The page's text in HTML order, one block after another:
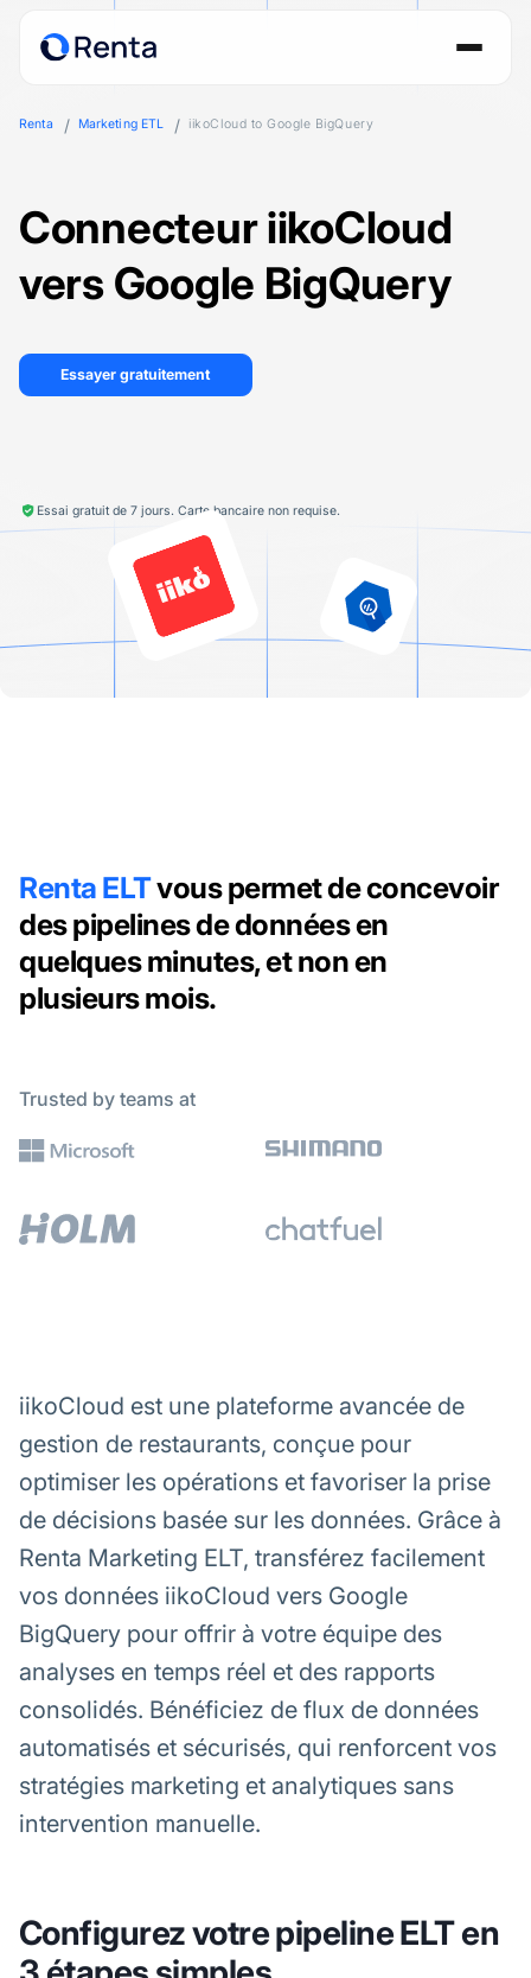
Renta Marketing ETL iikoCloud to Google BigQuery
Connecteur iikoCloud
vers Google BigQuery
Essayer gratuitement
Essai gratuit de 7 jours. Carte bancaire non requise.
Renta ELTvous permet de concevoir
des pipelines de données en
quelques minutes, et non en
plusieurs mois.
Trusted by teams at
iikoCloud est une plateforme avancée de
gestion de restaurants, conçue pour
optimiser les opérations et favoriser la prise
de décisions basée sur les données. Grâce à
Renta Marketing ELT, transférez facilement
vos données iikoCloud vers Google
BigQuery pour offrir à votre équipe des
analyses en temps réel et des rapports
consolidés. Bénéficiez de flux de données
automatisés et sécurisés, qui renforcent vos
stratégies marketing et analytiques sans
intervention manuelle.
Configurez votre pipeline ELT en